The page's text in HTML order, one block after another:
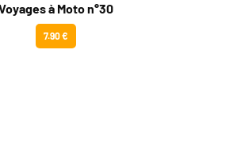
à Moto n°30
7.90 €